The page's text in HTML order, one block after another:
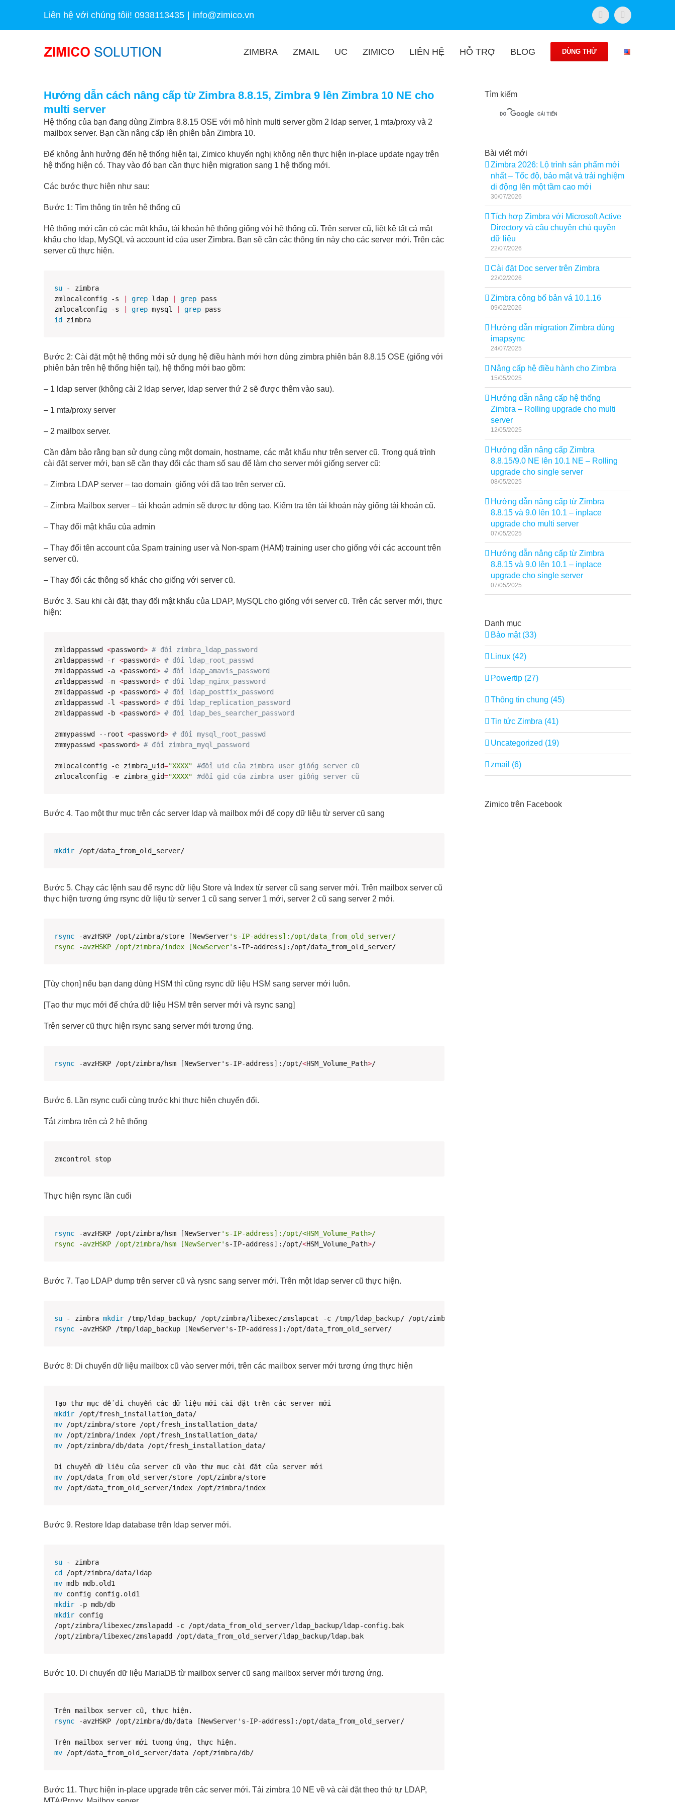
Liên hệ với chúng tôii! 0938113435 info@zimico.vn FacebookTwitter
ZIMBRA ZMAIL UC ZIMICO LIÊN HỆ HỖ TRỢ BLOG DÙNG THỬ
Hướng dẫn cách nâng cấp từ Zimbra 8.8.15, Zimbra 9 lên Zimbra 10 NE cho
multi server
Hệ thống của bạn đang dùng Zimbra 8.8.15 OSE với mô hình multi server gồm 2 ldap server, 1 mta/proxy và 2
mailbox server. Bạn cần nâng cấp lên phiên bản Zimbra 10.
Để không ảnh hưởng đến hệ thống hiện tại, Zimico khuyến nghị không nên thực hiện in-place update ngay trên
hệ thống hiện có. Thay vào đó bạn cần thực hiện migration sang 1 hệ thống mới.
Các bước thực hiện như sau:
Bước 1: Tìm thông tin trên hệ thống cũ
Hệ thống mới cần có các mật khẩu, tài khoản hệ thống giống với hệ thống cũ. Trên server cũ, liệt kê tất cả mật
khẩu cho ldap, MySQL và account id của user Zimbra. Bạn sẽ cần các thông tin này cho các server mới. Trên các
server cũ thực hiện.
su - zimbra
zmlocalconfig -s
| grep ldap | grep pass
zmlocalconfig -s
| grep mysql | grep
id zimbra
Bước 2: Cài đặt một hệ thống mới sử dụng hệ điều hành mới hơn dùng zimbra phiên bản 8.8.15 OSE (giống với
phiên bản trên hệ thống hiện tại), hệ thống mới bao gồm:
– 1 ldap server (không cài 2 ldap server, ldap server thứ 2 sẽ được thêm vào sau).
– 1 mta/proxy server
– 2 mailbox server.
Cần đảm bảo rằng bạn sử dụng cùng một domain, hostname, các mật khẩu như trên server cũ. Trong quá trình
cài đặt server mới, bạn sẽ cần thay đổi các tham số sau để làm cho server mới giống server cũ:
– Zimbra LDAP server – tạo domain giống với đã tạo trên server cũ.
– Zimbra Mailbox server – tài khoản admin sẽ được tự động tạo. Kiểm tra tên tài khoản này giống tài khoản cũ.
– Thay đổi mật khẩu của admin
– Thay đổi tên account của Spam training user và Non-spam (HAM) training user cho giống với các account trên
server cũ.
– Thay đổi các thông số khác cho giống với server cũ.
Bước 3. Sau khi cài đặt, thay đổi mật khẩu của LDAP, MySQL cho giống với server cũ. Trên các server mới, thực
hiện:
zmldappasswd <password> # đổi zimbra_ldap_password
zmldappasswd -r <password> # đổi ldap_root_passwd
zmldappasswd -a <password> # đổi ldap_amavis_password
zmldappasswd -n <password> # đổi ldap_nginx_password
zmldappasswd -p <password> # đổi ldap_postfix_password
zmldappasswd -l <password> # đổi ldap_replication_password
zmldappasswd -b <password> # đổi ldap_bes_searcher_password
zmmypasswd --root <password> # đổi mysql_root_passwd
zmmypasswd <password> # đổi zimbra_myql_password
zmlocalconfig -e zimbra_uid="XXXX"
#đổi uid của zimbra user giống server cũ
zmlocalconfig -e zimbra_gid="XXXX" #đổi gid của zimbra user giống server cũ
Bước 4. Tạo một thư mục trên các server ldap và mailbox mới để copy dữ liệu từ server cũ sang
mkdir /opt/data_from_old_server/
Bước 5. Chạy các lệnh sau để rsync dữ liệu Store và Index từ server cũ sang server mới. Trên mailbox server cũ
thực hiện tương ứng rsync dữ liệu từ server 1 cũ sang server 1 mới, server 2 cũ sang server 2 mới.
rsync -avzHSKP /opt/zimbra/store [NewServer's-IP-address]:/opt/data_from_old_server/
rsync -avzHSKP /opt/zimbra/index [NewServer' s-IP-address] :/opt/data_from_old_server/
[Tùy chọn] nếu bạn dang dùng HSM thì cũng rsync dữ liệu HSM sang server mới luôn.
[Tạo thư mục mới để chứa dữ liệu HSM trên server mới và rsync sang]
Trên server cũ thực hiện rsync sang server mới tương ứng.
rsync -avzHSKP /opt/zimbra/hsm [NewServer's-IP-address] :/opt/<HSM_Volume_Path>/
Bước 6. Lần rsync cuối cùng trước khi thực hiện chuyển đổi.
Tắt zimbra trên cả 2 hệ thống
zmcontrol stop
Thực hiện rsync lần cuối
rsync -avzHSKP /opt/zimbra/hsm [NewServer's-IP-address]:/opt/<HSM_Volume_Path>/
rsync -avzHSKP /opt/zimbra/hsm [NewServer' s-IP-address] :/opt/<HSM_Volume_Path>/
Bước 7. Tạo LDAP dump trên server cũ và rysnc sang server mới. Trên một ldap server cũ thực hiện.
su - zimbra mkdir
rsync -avzHSKP /tmp/ldap_backup [NewServer's-IP-address ] :/opt/data_from_old_server/
Bước 8: Di chuyển dữ liệu mailbox cũ vào server mới, trên các mailbox server mới tương ứng thực hiện
mkdir
mv
mv
mv /opt/zimbra/db/data /opt/fresh_installation_data/
mv
mv /opt/data_from_old_server/index /opt/zimbra/index
Bước 9. Restore ldap database trên ldap server mới.
su
cd
mv
mv
mkdir
mkdir config
/opt/zimbra/libexec/zmslapadd -c /opt/data_from_old_server/ldap_backup/ldap-config.bak
/opt/zimbra/libexec/zmslapadd /opt/data_from_old_server/ldap_backup/ldap.bak
Bước 10. Di chuyển dữ liệu MariaDB từ mailbox server cũ sang mailbox server mới tương ứng.
rsync -avzHSKP /opt/zimbra/db/data [NewServer's-IP-address] :/opt/data_from_old_server/
mv /opt/data_from_old_server/data /opt/zimbra/db/
Bước 11. Thực hiện in-place upgrade trên các server mới. Tải zimbra 10 NE về và cài đặt theo thứ tự LDAP,
Tìm kiếm
Bài viết mới
Zimbra 2026: Lộ trình sản phẩm mới
nhất – Tốc độ, bảo mật và trải nghiệm
di động lên một tầm cao mới
30/07/2026
Tích hợp Zimbra với Microsoft Active
Directory và câu chuyện chủ quyền
dữ liệu
22/07/2026
Cài đặt Doc server trên Zimbra
22/02/2026
Zimbra công bố bản vá 10.1.16
09/02/2026
Hướng dẫn migration Zimbra dùng
imapsync
24/07/2025
Nâng cấp hệ điều hành cho Zimbra
15/05/2025
Hướng dẫn nâng cấp hệ thống
Zimbra – Rolling upgrade cho multi
server
12/05/2025
Hướng dẫn nâng cấp Zimbra
8.8.15/9.0 NE lên 10.1 NE – Rolling
upgrade cho single server
08/05/2025
Hướng dẫn nâng cấp từ Zimbra
8.8.15 và 9.0 lên 10.1 – inplace
upgrade cho multi server
07/05/2025
Hướng dẫn nâng cấp từ Zimbra
8.8.15 và 9.0 lên 10.1 – inplace
upgrade cho single server
07/05/2025
Danh mục
Bảo mật (33)
Linux (42)
Powertip (27)
Thông tin chung (45)
Tin tức Zimbra (41)
Uncategorized (19)
zmail (6)
Zimico trên Facebook